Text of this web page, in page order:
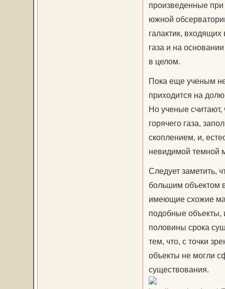
произведенные
южной
галактик,
газа и на
в целом.
Пока еще ученым
приходится на
Но ученые
горячего газа,
скоплением, и,
невидимой темной
Следует заметить,
большим объектом
имеющие схожие
подобные объекты,
половины срока
тем, что, с точки
объекты не могли
существования.